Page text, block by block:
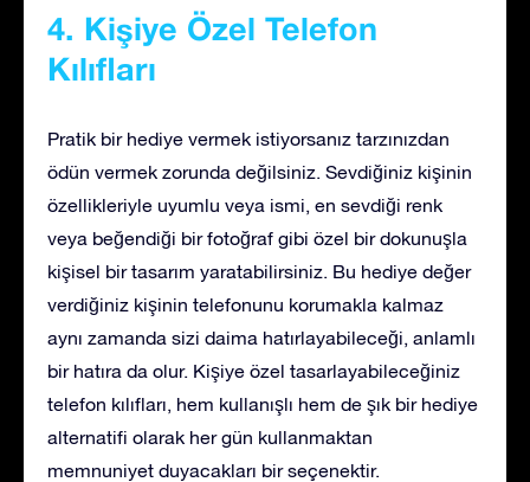
4. Kişiye Özel Telefon
Kılıfları
Pratik bir hediye vermek istiyorsanız tarzınızdan
ödün vermek zorunda değilsiniz. Sevdiğiniz kişinin
özellikleriyle uyumlu veya ismi, en sevdiği renk
veya beğendiği bir fotoğraf gibi özel bir dokunuşla
kişisel bir tasarım yaratabilirsiniz. Bu hediye değer
verdiğiniz kişinin telefonunu korumakla kalmaz
aynı zamanda sizi daima hatırlayabileceği, anlamlı
bir hatıra da olur. Kişiye özel tasarlayabileceğiniz
telefon kılıfları, hem kullanışlı hem de şık bir hediye
alternatifi olarak her gün kullanmaktan
memnuniyet duyacakları bir seçenektir.